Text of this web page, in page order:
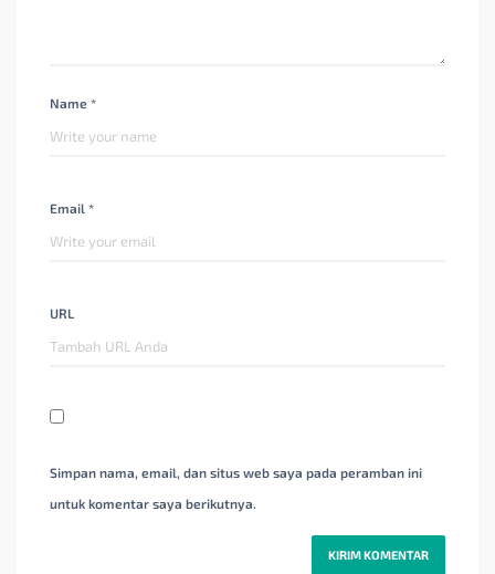
Name *
Email *
URL
Simpan nama, email, dan situs web saya pada peramban ini
untuk komentar saya berikutnya.